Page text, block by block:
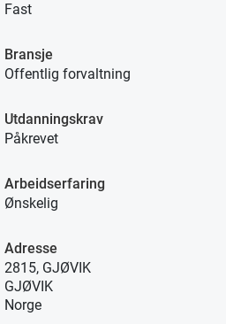
Fast
Bransje
Offentlig forvaltning
Utdanningskrav
Påkrevet
Arbeidserfaring
Ønskelig
Adresse
2815, GJØVIK
GJØVIK
Norge